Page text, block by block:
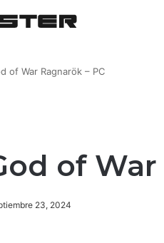
of War Ragnarök – PC
of
23, 2024